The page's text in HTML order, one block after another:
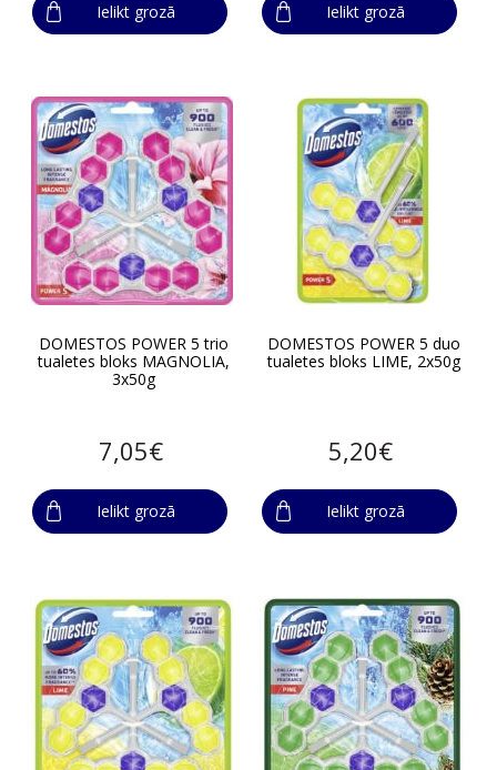
Ielikt grozā Ielikt grozā
DOMESTOS POWER 5 trio
tualetes bloks MAGNOLIA,
3x50g
7,05€
Ielikt grozā
DOMESTOS POWER 5 duo
tualetes bloks LIME, 2x50g
5,20€
Ielikt grozā